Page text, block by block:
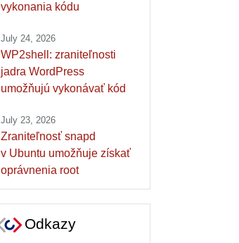
vykonania kódu
July 24, 2026
WP2shell: zraniteľnosti
jadra WordPress
umožňujú vykonávať kód
July 23, 2026
Zraniteľnosť snapd
v Ubuntu umožňuje získať
oprávnenia root
Odkazy